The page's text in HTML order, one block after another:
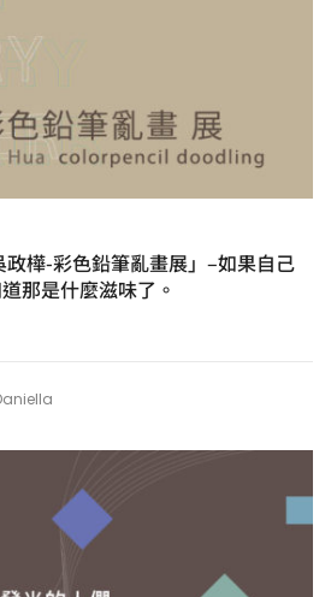
樺-彩色鉛筆亂畫展」–如果自己
那是什麼滋味了。